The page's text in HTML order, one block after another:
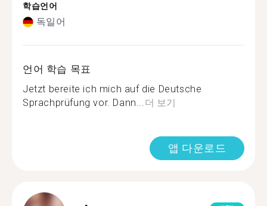
학습언어
독일어
언어 학습 목표
Jetzt bereite ich mich auf die Deutsche
Sprachprüfung vor. Dann...더 보기
앱 다운로드